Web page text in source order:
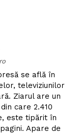
se află în
televiziunilor
Ziarul are un
care 2.410
este tipărit în
Apare de